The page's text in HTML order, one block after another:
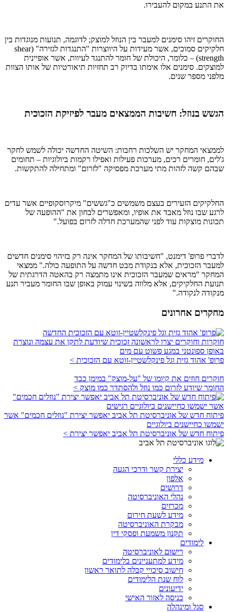
את התנע במקום להעבירו.
החוקרים זיהו סימנים למעבר בין הנוזל למוצק; לדוגמה, תנועות מנוגדות בין
חלקיקים סמוכים, אשר מעידות על היווצרות "התנגדות לגזירה" (shear
strength) – כלומר, היכולת של חומר להתנגד לעיוות, אשר אופיינית
למוצקים. סימנים אלו אימתו בדיוק רב תחזיות תיאורטיות של אותו הצוות
מלפני מספר שנים.
הגשש בנוזל: חשיבות הממצאים מעבר לפיזיקת הזכוכית
לממצאי המחקר יש השלכות רחבות: השיטה החדשה יכולה לשמש לחקר
ג'לים, חומרים רכים, מערכות פעילות ואפילו רקמות ביולוגיות – תחומים
שבהם קשה לזהות מתי מערכת מפסיקה "לזרום" ומתחילה להתקשות.
החלקיקים הזעירים בעצם משמשים כ"גששים" מיקרוסקופיים אשר עדים
לרגע שבו נוזל מאבד את אופיו, ומאפשרים לבחון את "ההופעה של
תכונות מוצקות עוד לפני שהמערכת חדלה לזרום בפועל."
לדברי פרופ' דימנט, "חשיבותו של המחקר אינה רק בזיהוי סימנים חדשים
למעבר הזכוכית, אלא בנקודת מבט חדשה על התופעה כולה." ממצאי
המחקר "מראים שמעבר הזכוכית אינו מתמצה רק בהאטה הדרגתית של
תנועת החלקיקים, אלא מלווה בשינוי עמוק באופן שבו החומר מעביר תנע
מנקודה לנקודה."
מחקרים אחרונים
חוקרות וחוקרים יצרו לראשונה זכוכית שיודעת לתקן את עצמה ונוצרת
באופן ספונטני במגע פשוט עם מים
פרופ' אהוד גזית וגל פינקלשטיין-זוטא עם הזכוכית >
חוקרים חוזים את קיומו של "על-מוצק" במימן כבד
החומר שיודע לזרום כמו נוזל ולהסתדר כמו מוצק >
פיתוח חדש של אוניברסיטת תל אביב יאפשר יצירת "נוזלים חכמים" אשר
ישמשו כחיישנים ביולוגיים
פיתוח חדש של אוניברסיטת תל אביב יאפשר יצירת >
מידע כללי
יצירת קשר ודרכי הגעה
אלפון
דרושים
נהלי האוניברסיטה
מכרזים
מידע לשעת חירום
מבקרת האוניברסיטה
תקנון משמעת ופסקי דין
לימודים
רישום לאוניברסיטה
מידע למתעניינים בלימודים
חישוב סיכויי קבלה לתואר ראשון
לוח שנת הלימודים
ידיעונים
כניסה לאזור האישי
סגל ומינהלה